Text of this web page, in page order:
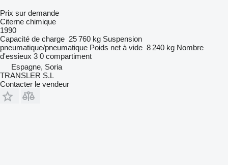
Prix sur demande
Citerne chimique
1990
Capacité de charge 25 760 kg Suspension
pneumatique/pneumatique Poids net à vide 8 240 kg Nombre
d'essieux 3 0 compartiment
Espagne, Soria
TRANSLER S.L
Contacter le vendeur